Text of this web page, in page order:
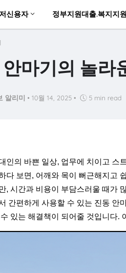
신용자 정부지원대출.복지지
마기의 놀라
알리미 • 10월 14, 2025 • 5 min read
인의 바쁜 일상, 업무에 치이고 스
다 보면, 어깨와 목이 뻐근해지고
, 시간과 비용이 부담스러울 때가
간편하게 사용할 수 있는 진동 안
수 있는 해결책이 되어줄 것입니다.